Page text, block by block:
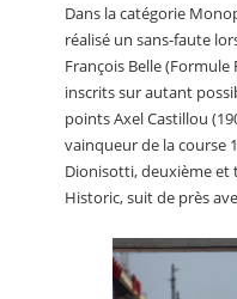
Dans la catégorie
réalisé un sans-faute
François Belle
inscrits sur autant
points Axel Castillou
vainqueur de la course
Dionisotti, deuxième et
Historic, suit de près